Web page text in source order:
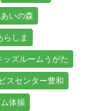
いの森
らしま
ッズルームうがた
スセンター豊和
体操